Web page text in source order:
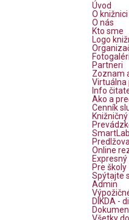
Úvod
O knižnici
O nás
Kto sme
Logo
Partneri
Zoznam
Virtuálna
Info
Ako a
Cenník
Online
Pre školy
Spýtajte
Admin
DIKDA -